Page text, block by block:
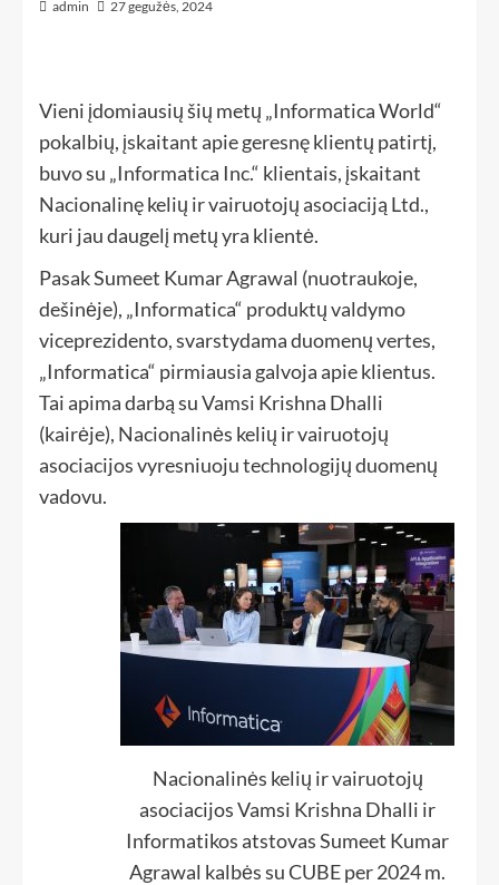
admin 27 gegužės, 2024
Vieni įdomiausių šių metų „Informatica World“
pokalbių, įskaitant apie geresnę klientų patirtį,
buvo su „Informatica Inc.“ klientais, įskaitant
Nacionalinę kelių ir vairuotojų asociaciją Ltd.,
kuri jau daugelį metų yra klientė.
Pasak Sumeet Kumar Agrawal (nuotraukoje,
dešinėje), „Informatica“ produktų valdymo
viceprezidento, svarstydama duomenų vertes,
„Informatica“ pirmiausia galvoja apie klientus.
Tai apima darbą su Vamsi Krishna Dhalli
(kairėje), Nacionalinės kelių ir vairuotojų
asociacijos vyresniuoju technologijų duomenų
vadovu.
Nacionalinės kelių ir vairuotojų
asociacijos Vamsi Krishna Dhalli ir
Informatikos atstovas Sumeet Kumar
Agrawal kalbės su CUBE per 2024 m.